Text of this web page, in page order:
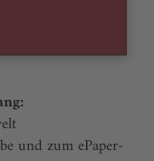
und zum ePaper-